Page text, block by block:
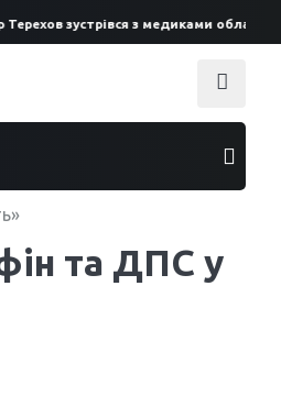
зустрівся з медиками обласної
та ДПС у